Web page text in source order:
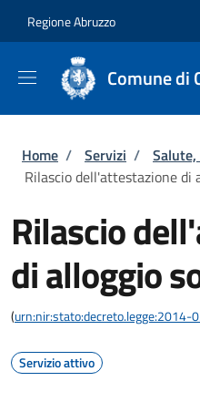
Regione Abruzzo
Comune di
Briciole di
Home / Servizi /
Rilascio dell'attestazione di
Rilascio
di alloggio
(urn:nir:stato:decreto.legge:2014-
Servizio attivo